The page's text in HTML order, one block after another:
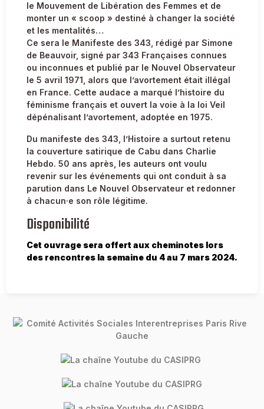
le Mouvement de Libération des Femmes et de
monter un « scoop » destiné à changer la société
et les mentalités…
Ce sera le Manifeste des 343, rédigé par Simone
de Beauvoir, signé par 343 Françaises connues
ou inconnues et publié par le Nouvel Observateur
le 5 avril 1971, alors que l’avortement était illégal
en France. Cette audace a marqué l’histoire du
féminisme français et ouvert la voie à la loi Veil
dépénalisant l’avortement, adoptée en 1975.
Du manifeste des 343, l’Histoire a surtout retenu
la couverture satirique de Cabu dans Charlie
Hebdo. 50 ans après, les auteurs ont voulu
revenir sur les événements qui ont conduit à sa
parution dans Le Nouvel Observateur et redonner
à chacun·e son rôle légitime.
Disponibilité
Cet ouvrage sera offert aux cheminotes lors
des rencontres la semaine du 4 au 7 mars 2024.